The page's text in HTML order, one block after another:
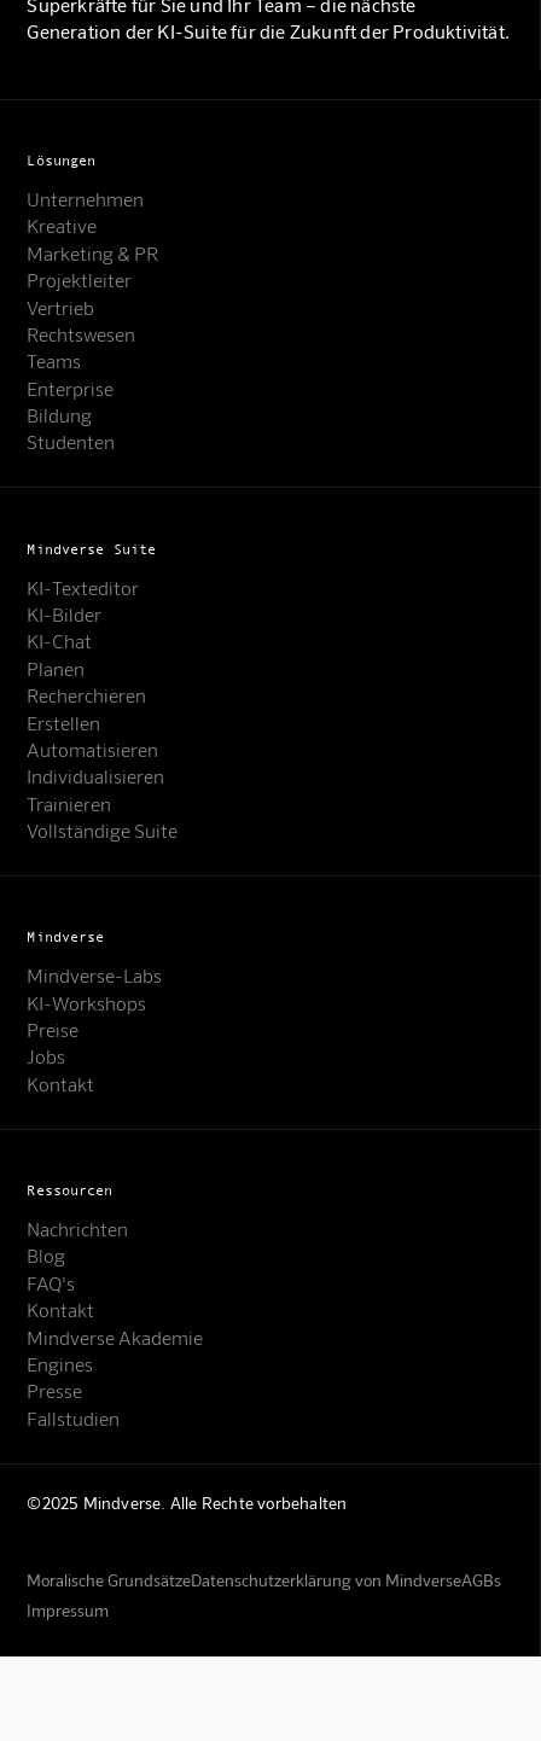
Generation der KI-Suite für die Zukunft der Produktivität.
Lösungen
Unternehmen
Kreative
Marketing & PR
Projektleiter
Vertrieb
Rechtswesen
Teams
Enterprise
Bildung
Studenten
Mindverse Suite
KI-Texteditor
KI-Bilder
KI-Chat
Planen
Recherchieren
Erstellen
Automatisieren
Individualisieren
Trainieren
Vollständige Suite
Mindverse
Mindverse-Labs
KI-Workshops
Preise
Jobs
Kontakt
Ressourcen
Nachrichten
Blog
FAQ's
Kontakt
Mindverse Akademie
Engines
Presse
Fallstudien
©2025 Mindverse. Alle Rechte vorbehalten
Moralische GrundsätzeDatenschutzerklärung von MindverseAGBs
Impressum